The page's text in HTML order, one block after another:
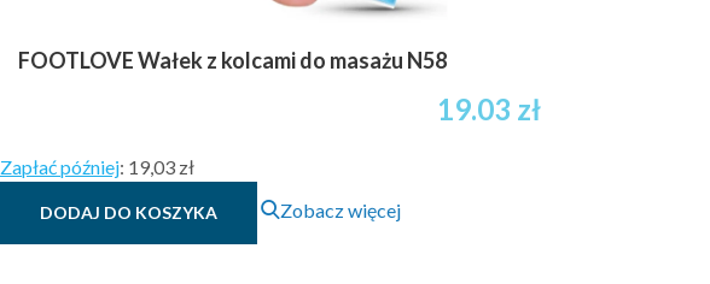
FOOTLOVE Wałek z kolcami do masażu N58
19.03 zł
Zapłać później: 19,03 zł
DODAJ DO KOSZYKA Zobacz więcej